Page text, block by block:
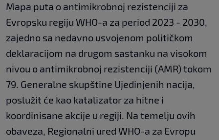
Mapa puta o antimikrobnoj rezistenciji za
Evropsku regiju WHO-a za period 2023 - 2030,
zajedno sa nedavno usvojenom političkom
deklaracijom na drugom sastanku na visokom
nivou o antimikrobnoj rezistenciji (AMR) tokom
79. Generalne skupštine Ujedinjenih nacija,
poslužit će kao katalizator za hitne i
koordinisane akcije u regiji. Na temelju ovih
obaveza, Regionalni ured WHO-a za Evropu